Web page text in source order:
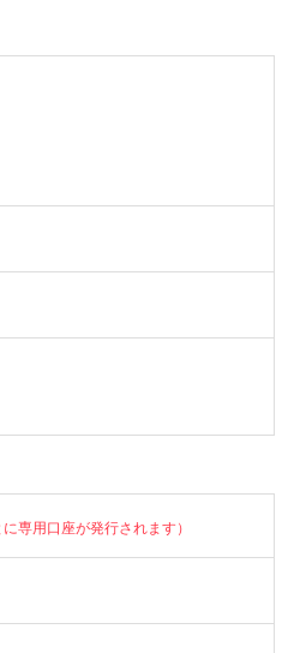
に専用口座が発行されます）